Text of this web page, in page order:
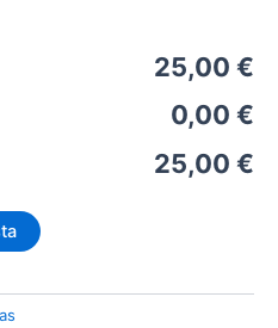
25,00 €
0,00 €
25,00 €